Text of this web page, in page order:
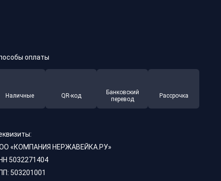
оплаты
Наличные QR-код
Банковский
перевод
Рассрочка
«КОМПАНИЯ НЕРЖАВЕЙКА.РУ»
5032271404
503201001